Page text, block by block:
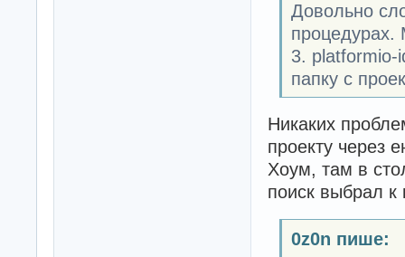
Довольно
процедурах.
3. platformio-
папку с
Никаких
проекту через
Хоум, там в
поиск выбрал к
0z0n пише: